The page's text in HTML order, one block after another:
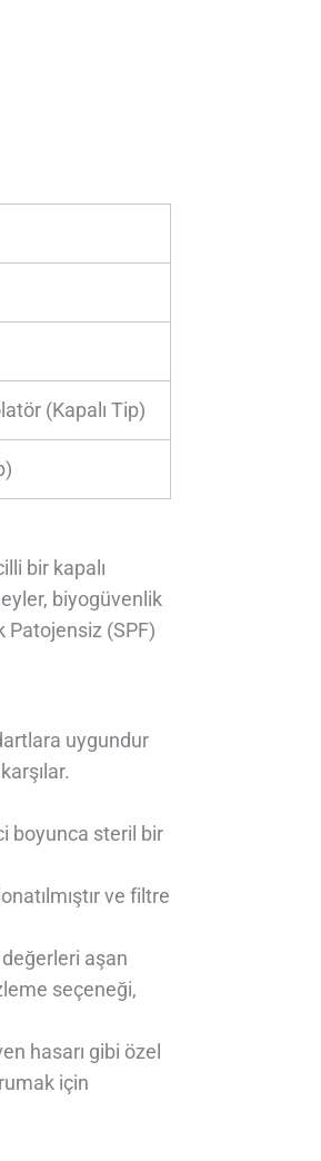
(Kapalı Tip)
bir kapalı
biyogüvenlik
Patojensiz (SPF)
uygundur
boyunca steril bir
ve filtre
aşan
seçeneği,
hasarı gibi özel
için